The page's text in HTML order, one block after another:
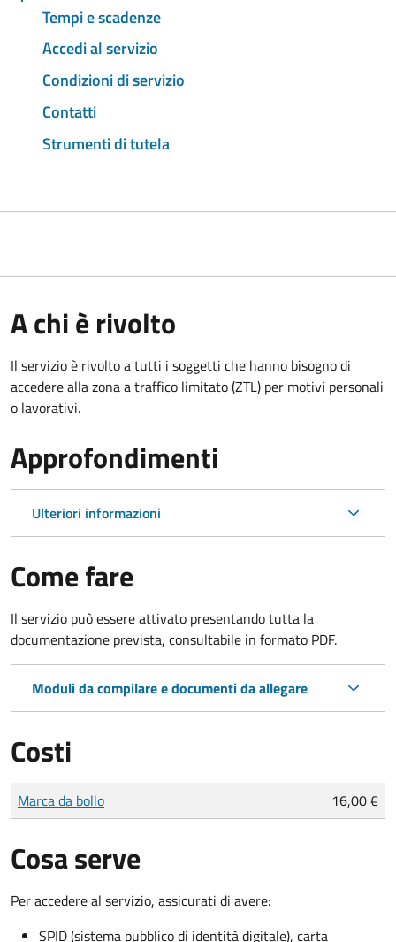
Tempi e scadenze
Accedi al servizio
Condizioni di servizio
Contatti
Strumenti di tutela
A chi è rivolto
Il servizio è rivolto a tutti i soggetti che hanno bisogno di
accedere alla zona a traffico limitato (ZTL) per motivi personali
o lavorativi.
Approfondimenti
Ulteriori informazioni
Come fare
Il servizio può essere attivato presentando tutta la
documentazione prevista, consultabile in formato PDF.
Moduli da compilare e documenti da allegare
Costi
Tipo di pagamento
Importo
Marca da bollo 16,00 €
Cosa serve
Per accedere al servizio, assicurati di avere:
SPID (sistema pubblico di identità digitale), carta